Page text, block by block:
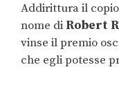
Addirittura il
nome di Robert
vinse il premio
che egli potesse